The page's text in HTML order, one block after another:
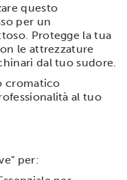
questo
per un
Protegge la tua
le attrezzature
dal tuo sudore.
cromatico
al tuo
per: